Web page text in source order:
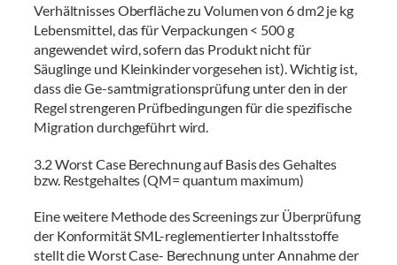
Verhältnisses Oberfläche zu Volumen von 6 dm2 je kg
Lebensmittel, das für Verpackungen < 500 g
angewendet wird, sofern das Produkt nicht für
Säuglinge und Kleinkinder vorgesehen ist). Wichtig ist,
dass die Ge-samtmigrationsprüfung unter den in der
Regel strengeren Prüfbedingungen für die spezifische
Migration durchgeführt wird.
3.2 Worst Case Berechnung auf Basis des Gehaltes
bzw. Restgehaltes (QM= quantum maximum)
Eine weitere Methode des Screenings zur Überprüfung
der Konformität SML-reglementierter Inhaltsstoffe
stellt die Worst Case- Berechnung unter Annahme der